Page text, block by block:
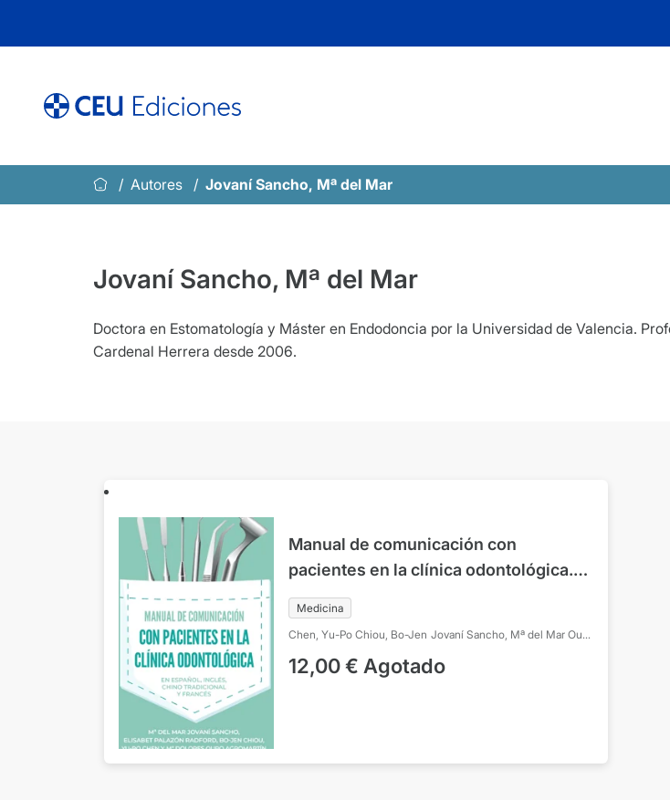
Autores Jovaní Sancho, Mª del Mar
Jovaní Sancho, Mª del Mar
Doctora en Estomatología y Máster en Endodoncia por la Universidad de Valencia.
Cardenal Herrera desde 2006.
Manual de comunicación con
pacientes en la clínica odontológica.
En español, inglés, chino tradicional y
francés
Medicina
Chen, Yu-Po Chiou, Bo-Jen Jovaní Sancho, Mª del Mar Ouro
12,00€ Agotado